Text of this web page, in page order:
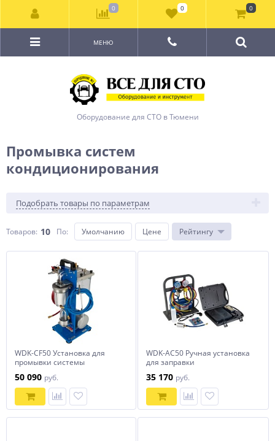
Оборудование для СТО в Тюмени
МЕНЮ
Промывка систем
кондиционирования
Подобрать товары по параметрам
Товаров: 10 По: Умолчанию Цене Рейтингу
WDK-CF50 Установка для
промывки системы
50 090 руб.
WDK-AC50 Ручная установка
для заправки
35 170 руб.
0 0 0